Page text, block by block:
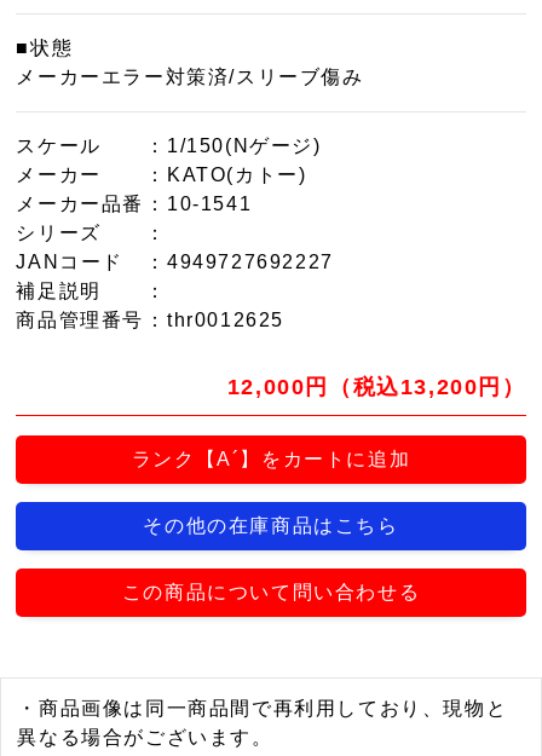
■状態
メーカーエラー対策済/スリーブ傷み
スケール
：1/150(Nゲージ)
メーカー
：KATO(カトー)
メーカー品番
：10-1541
シリーズ
：
JANコード
：4949727692227
補足説明
：
商品管理番号 ：thr0012625
12,000円（税込13,200円）
ランク【A´】をカートに追加
その他の在庫商品はこちら
この商品について問い合わせる
・商品画像は同一商品間で再利用しており、現物と
異なる場合がございます。